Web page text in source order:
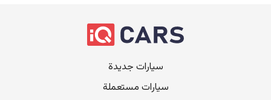
سيارات جديدة
سيارات مستعملة